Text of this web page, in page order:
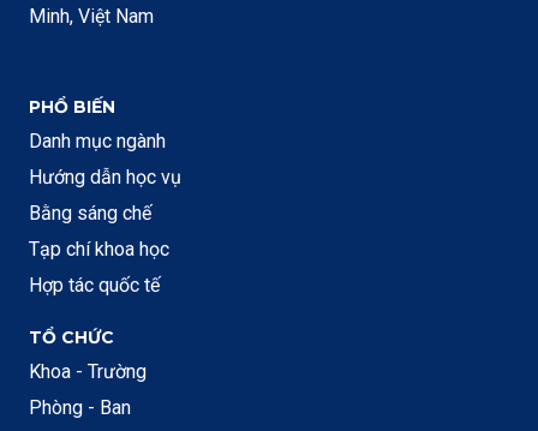
Minh, Việt Nam
PHỔ BIẾN
Danh mục ngành
Hướng dẫn học vụ
Bằng sáng chế
Tạp chí khoa học
Hợp tác quốc tế
TỔ CHỨC
Khoa - Trường
Phòng - Ban